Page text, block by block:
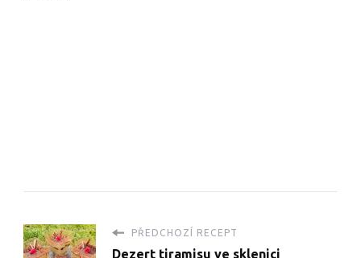
PŘEDCHOZÍ RECEPT
Dezert tiramisu ve sklenici